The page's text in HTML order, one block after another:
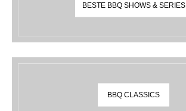
BESTE BBQ SHOWS & SERIES
BBQ CLASSICS